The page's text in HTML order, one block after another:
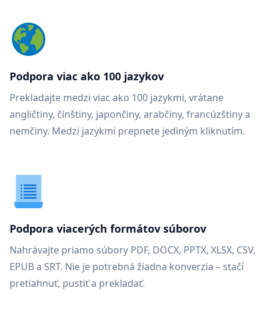
Podpora viac ako 100 jazykov
Prekladajte medzi viac ako 100 jazykmi, vrátane
angličtiny, čínštiny, japončiny, arabčiny, francúzštiny a
nemčiny. Medzi jazykmi prepnete jediným kliknutím.
Podpora viacerých formátov súborov
Nahrávajte priamo súbory PDF, DOCX, PPTX, XLSX, CSV,
EPUB a SRT. Nie je potrebná žiadna konverzia – stačí
pretiahnuť, pustiť a prekladať.